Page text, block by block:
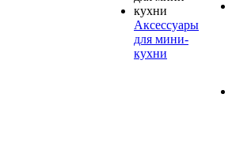
Аксессуары
для мини-
кухни